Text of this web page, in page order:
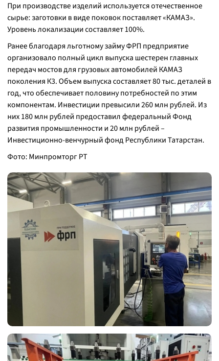
При производстве изделий используется отечественное
сырье: заготовки в виде поковок поставляет «КАМАЗ».
Уровень локализации составляет 100%.
Ранее благодаря льготному займу ФРП предприятие
организовало полный цикл выпуска шестерен главных
передач мостов для грузовых автомобилей КАМАЗ
поколения К3. Объем выпуска составляет 80 тыс. деталей в
год, что обеспечивает половину потребностей по этим
компонентам. Инвестиции превысили 260 млн рублей. Из
них 180 млн рублей предоставил федеральный Фонд
развития промышленности и 20 млн рублей –
Инвестиционно-венчурный фонд Республики Татарстан.
Фото: Минпромторг РТ